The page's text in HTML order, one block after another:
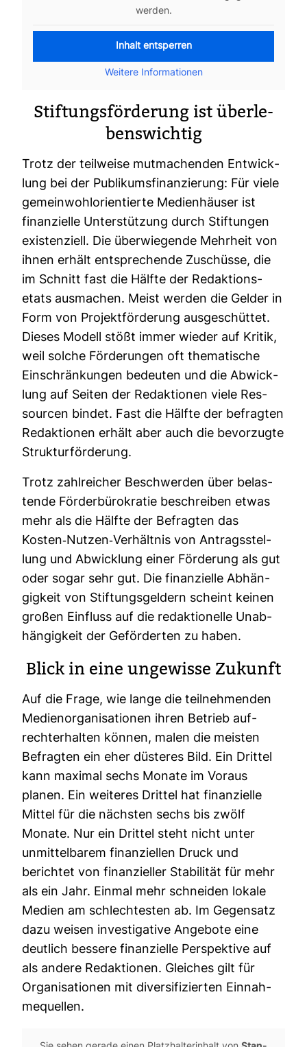
werden.
Inhalt ent­sperren
Wei­tere Infor­ma­tionen
Stif­tungs­för­de­rung ist über­le­
bens­wichtig
Trotz der teil­weise mut­ma­chenden Ent­wick­
lung bei der Publi­kums­fi­nan­zie­rung: Für viele
gemein­wohl­ori­en­tierte Medi­en­häuser ist
finan­zi­elle Unter­stüt­zung durch Stif­tungen
exis­ten­ziell. Die über­wie­gende Mehr­heit von
ihnen erhält ent­spre­chende Zuschüsse, die
im Schnitt fast die Hälfte der Redak­ti­ons­
etats aus­ma­chen. Meist werden die Gelder in
Form von Pro­jekt­för­de­rung aus­ge­schüttet.
Dieses Modell stößt immer wieder auf Kritik,
weil solche För­de­rungen oft the­ma­ti­sche
Ein­schrän­kungen bedeuten und die Abwick­
lung auf Seiten der Redak­tionen viele Res­
sourcen bindet. Fast die Hälfte der befragten
Redak­tionen erhält aber auch die bevor­zugte
Struk­tur­för­de­rung.
Trotz zahl­rei­cher Beschwerden über belas­
tende För­der­bü­ro­kratie beschreiben etwas
mehr als die Hälfte der Befragten das
Kosten-​Nutzen-​Ver­hältnis von Antrags­stel­
lung und Abwick­lung einer För­de­rung als gut
oder sogar sehr gut. Die finan­zi­elle Abhän­
gig­keit von Stif­tungs­gel­dern scheint keinen
großen Ein­fluss auf die redak­tio­nelle Unab­
hän­gig­keit der Geför­derten zu haben.
Blick in eine unge­wisse Zukunft
Auf die Frage, wie lange die teil­neh­menden
Medi­en­or­ga­ni­sa­tionen ihren Betrieb auf­
recht­erhalten können, malen die meisten
Befragten ein eher düs­teres Bild. Ein Drittel
kann maximal sechs Monate im Voraus
planen. Ein wei­teres Drittel hat finan­zi­elle
Mittel für die nächsten sechs bis zwölf
Monate. Nur ein Drittel steht nicht unter
unmit­tel­barem finan­zi­ellen Druck und
berichtet von finan­zi­eller Sta­bi­lität für mehr
als ein Jahr. Einmal mehr schneiden lokale
Medien am schlech­testen ab. Im Gegen­satz
dazu weisen inves­ti­ga­tive Ange­bote eine
deut­lich bes­sere finan­zi­elle Per­spek­tive auf
als andere Redak­tionen. Glei­ches gilt für
Orga­ni­sa­tionen mit diver­si­fi­zierten Ein­nah­
me­quellen.